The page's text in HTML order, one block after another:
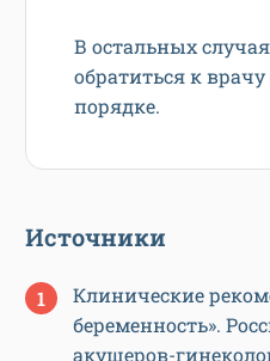
В остальных
обратиться к
порядке.
Источники
Клинические
беременность».
акушеров-